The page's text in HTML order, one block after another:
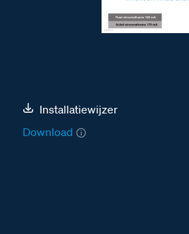
Installatiewijzer
Download